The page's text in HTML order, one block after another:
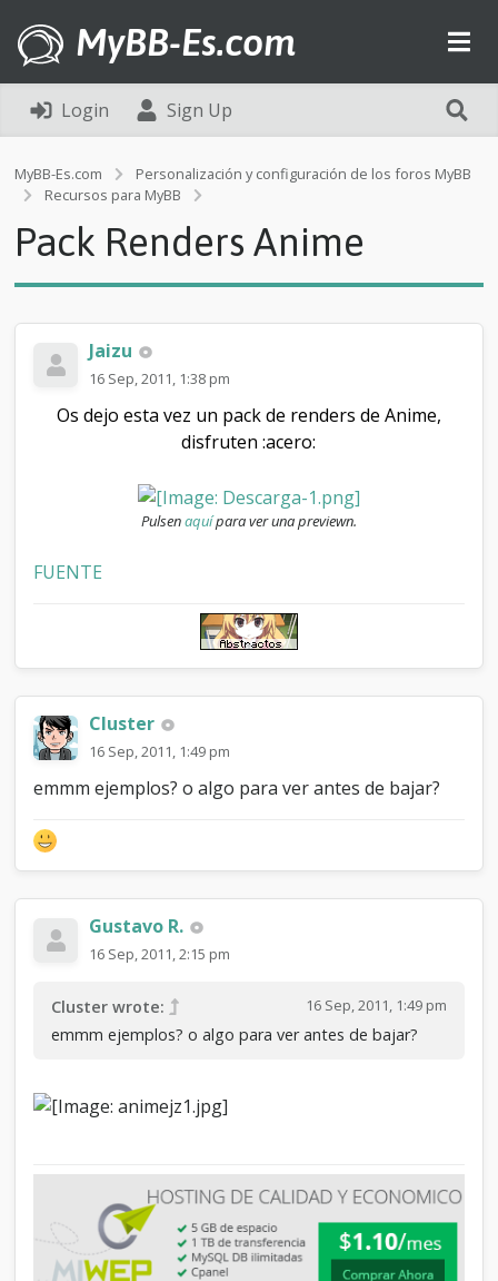
MyBB-Es.com
Login Sign Up
MyBB-Es.com
Personalización y configuración de los foros MyBB
Recursos para MyBB
c
k
R
n
r
A
n
m
e
Pack Renders Anime
Jaizu
16 Sep, 2011, 1:38 pm
Os dejo esta vez un pack de renders de Anime,
disfruten :acero:
Pulsenaquípara ver una previewn.
FUENTE
Cluster
16 Sep, 2011, 1:49 pm
emmm ejemplos? o algo para ver antes de bajar?
Gustavo R.
16 Sep, 2011, 2:15 pm
16 Sep, 2011, 1:49 pm
Cluster wrote:
emmm ejemplos? o algo para ver antes de bajar?